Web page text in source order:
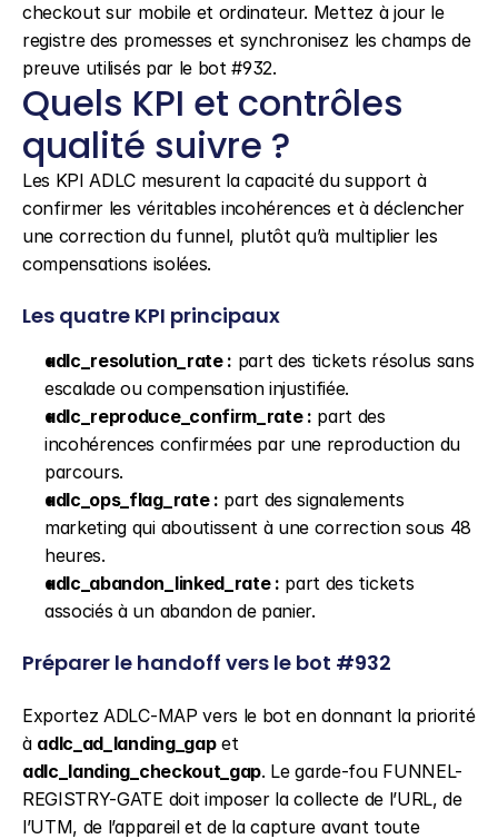
checkout sur mobile et ordinateur. Mettez à jour le
registre des promesses et synchronisez les champs de
preuve utilisés par le bot #932.
Quels KPI et contrôles
qualité suivre ?
Les KPI ADLC mesurent la capacité du support à
confirmer les véritables incohérences et à déclencher
une correction du funnel, plutôt qu’à multiplier les
compensations isolées.
Les quatre KPI principaux
adlc_resolution_rate : part des tickets résolus sans
escalade ou compensation injustifiée.
adlc_reproduce_confirm_rate : part des
incohérences confirmées par une reproduction du
parcours.
adlc_ops_flag_rate : part des signalements
marketing qui aboutissent à une correction sous 48
heures.
adlc_abandon_linked_rate : part des tickets
associés à un abandon de panier.
Préparer le handoff vers le bot #932
Exportez ADLC-MAP vers le bot en donnant la priorité
à adlc_ad_landing_gap
et
adlc_landing_checkout_gap. Le garde-fou FUNNEL-
REGISTRY-GATE doit imposer la collecte de l’URL, de
l’UTM, de l’appareil et de la capture avant toute